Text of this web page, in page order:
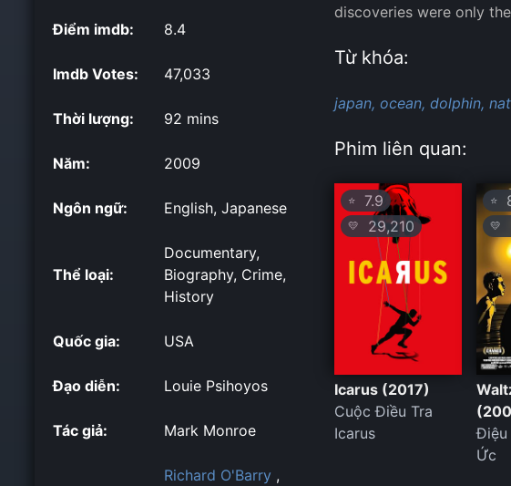
Điểm imdb: 8.4
Imdb Votes: 47,033
Thời lượng: 92 mins
Năm: 2009
Ngôn ngữ: English, Japanese
Thể loại:
Documentary,
Biography, Crime,
History
Quốc gia: USA
Đạo diễn: Louie Psihoyos
Tác giả: Mark Monroe
Richard O'Barry ,
discoveries were only
Từ khóa:
japan, ocean, dolphin,
Phim liên quan:
⭐ 7.9
💛 29,210
Icarus (2017)
Cuộc Điều Tra
Icarus
⭐
💛
Điệu
Ức